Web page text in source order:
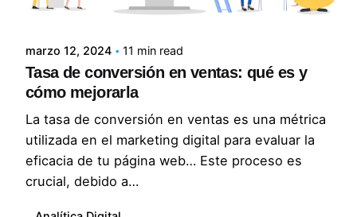
Lluvia Digital
marzo 12, 2024 11 min read
Tasa de conversión en ventas: qué es y
cómo mejorarla
La tasa de conversión en ventas es una métrica
utilizada en el marketing digital para evaluar la
eficacia de tu página web… Este proceso es
crucial, debido a…